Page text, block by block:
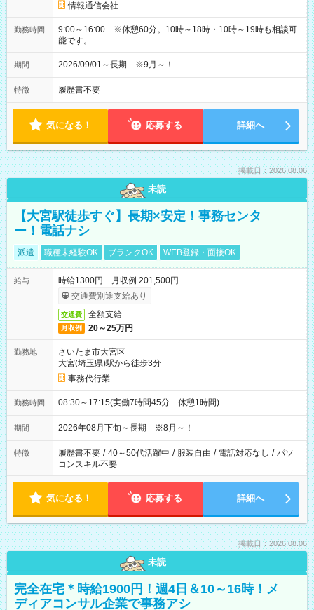
情報通信会社
勤務時間
9:00～16:00 ※休憩60分。10時～18時・10時～19時も相談可
能です。
期間 2026/09/01～長期 ※9月～！
特徴 履歴書不要
気になる！ 応募する 詳細へ
掲載日：2026.08.06
未読
【大宮駅徒歩すぐ】長期×安定！事務センタ
ー！電話ナシ
派遣 職種未経験OK ブランクOK WEB登録・面接OK
給与
時給1300円 月収例 201,500円
交通費別途支給あり
交通費 全額支給
月収例 20～25万円
勤務地
さいたま市大宮区
大宮(埼玉県)駅から徒歩3分
事務代行業
勤務時間 08:30～17:15(実働7時間45分 休憩1時間)
期間 2026年08月下旬～長期 ※8月～！
特徴 履歴書不要 / 40～50代活躍中 / 服装自由 / 電話対応なし / パソ
コンスキル不要
気になる！ 応募する 詳細へ
掲載日：2026.08.06
未読
完全在宅＊時給1900円！週4日＆10～16時！メ
ディアコンサル企業で事務アシ